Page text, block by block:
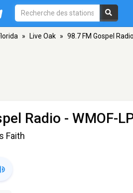
» Live Oak » 98.7 FM Gospel
Radio - WMOF-
Faith